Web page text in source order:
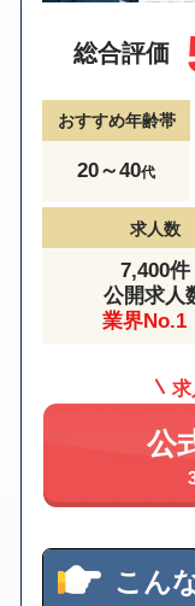
総合評価
おすすめ年齢帯
20～40代
求人数
7,400件
公開求人
業界No.1
求
公
こん